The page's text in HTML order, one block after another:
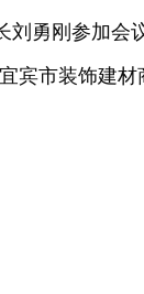
勇刚参加会
宾市装饰建材